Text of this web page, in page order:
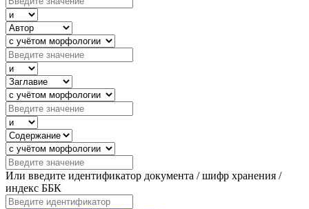
Или введите идентификатор документа / шифр хранения /
индекс ББК